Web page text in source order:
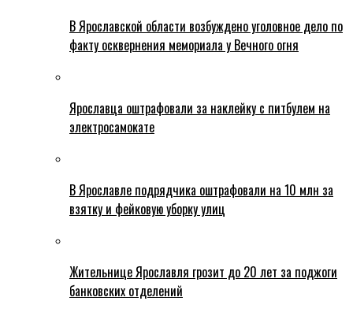
В Ярославской области возбуждено уголовное дело по
факту осквернения мемориала у Вечного огня
Ярославца оштрафовали за наклейку с питбулем на
электросамокате
В Ярославле подрядчика оштрафовали на 10 млн за
взятку и фейковую уборку улиц
Жительнице Ярославля грозит до 20 лет за поджоги
банковских отделений